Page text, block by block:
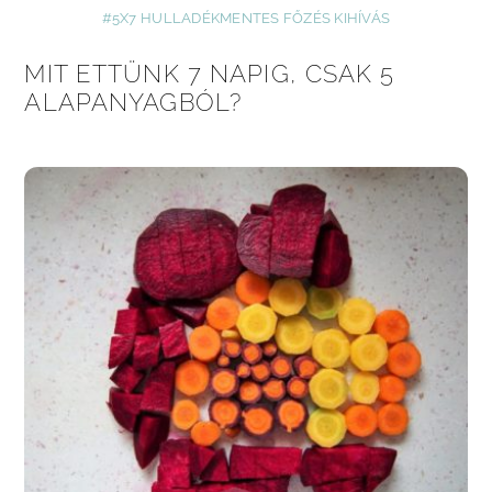
#5X7 HULLADÉKMENTES FŐZÉS KIHÍVÁS
MIT ETTÜNK 7 NAPIG, CSAK 5
ALAPANYAGBÓL?